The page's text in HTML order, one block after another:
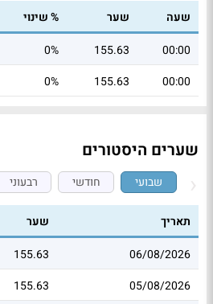
שעה שער % שינוי
00:00
155.63
0%
00:00
155.63
0%
שערים היסטורים
שבועי חודשי רבעוני
תאריך שער
06/08/2026
155.63
05/08/2026
155.63